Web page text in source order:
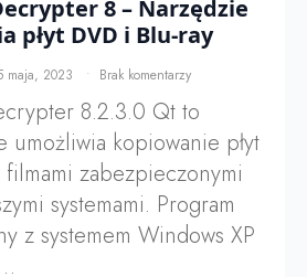
8 – Narzędzie
płyt DVD i Blu-ray
maja, 2023 Brak komentarzy
8.2.3.0 Qt to
umożliwia kopiowanie płyt
zabezpieczonymi
systemami. Program
z systemem Windows XP